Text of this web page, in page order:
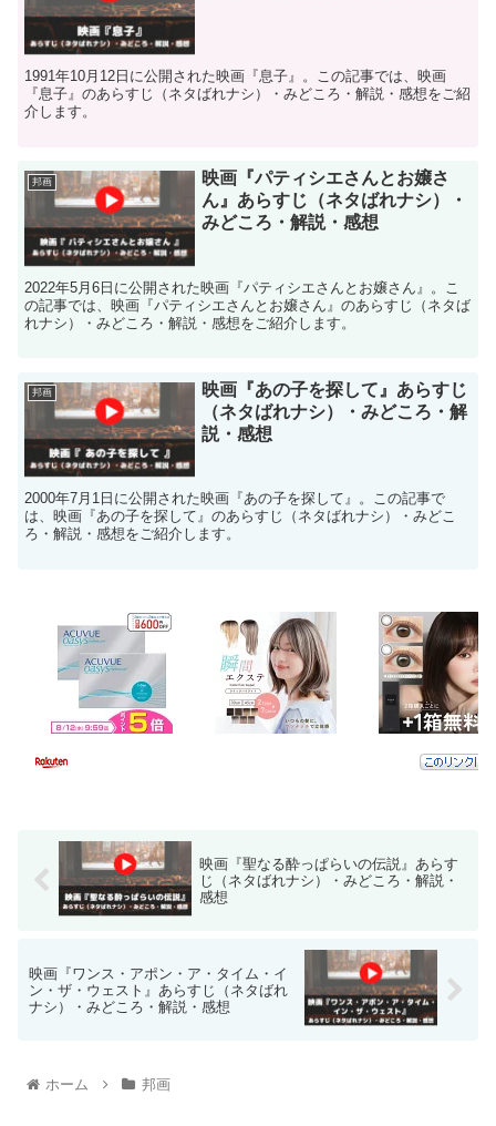
1991年10月12日に公開された映画『息子』。この記事では、映画
『息子』のあらすじ（ネタばれナシ）・みどころ・解説・感想をご紹
介します。
邦画
映画『パティシエさんとお嬢さ
ん』あらすじ（ネタばれナシ）・
みどころ・解説・感想
2022年5月6日に公開された映画『パティシエさんとお嬢さん』。こ
の記事では、映画『パティシエさんとお嬢さん』のあらすじ（ネタば
れナシ）・みどころ・解説・感想をご紹介します。
邦画
映画『あの子を探して』あらすじ
（ネタばれナシ）・みどころ・解
説・感想
2000年7月1日に公開された映画『あの子を探して』。この記事で
は、映画『あの子を探して』のあらすじ（ネタばれナシ）・みどこ
ろ・解説・感想をご紹介します。
映画『聖なる酔っぱらいの伝説』あらす
じ（ネタばれナシ）・みどころ・解説・
感想
映画『ワンス・アポン・ア・タイム・イ
ン・ザ・ウェスト』あらすじ（ネタばれ
ナシ）・みどころ・解説・感想
ホーム 邦画